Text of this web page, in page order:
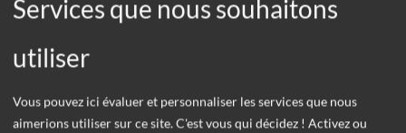
PO Box 1312, 72003
Renz
Im Rotbad 46, D-72076 Tübingen
Services que nous souhaitons
utiliser
Vous pouvez ici évaluer et personnaliser les services que nous
aimerions utiliser sur ce site. C'est vous qui décidez ! Activez ou